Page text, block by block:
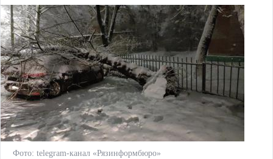
Фото: telegram-канал «Рязинформбюро»